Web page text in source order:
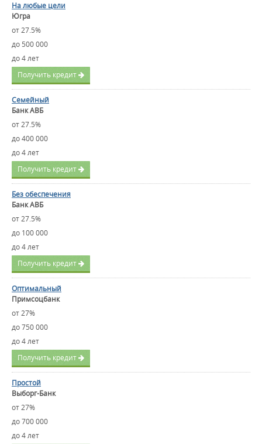
На любые цели
Югра
от 27.5%
до 500 000
до 4 лет
Получить кредит
Семейный
Банк АВБ
от 27.5%
до 400 000
до 4 лет
Получить кредит
Без обеспечения
Банк АВБ
от 27.5%
до 100 000
до 4 лет
Получить кредит
Оптимальный
Примсоцбанк
от 27%
до 750 000
до 4 лет
Получить кредит
Простой
Выборг-Банк
от 27%
до 700 000
до 4 лет